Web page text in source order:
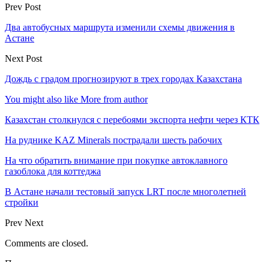
Prev Post
Два автобусных маршрута изменили схемы движения в
Астане
Next Post
Дождь с градом прогнозируют в трех городах Казахстана
You might also like More from author
Казахстан столкнулся с перебоями экспорта нефти через КТК
На руднике KAZ Minerals пострадали шесть рабочих
На что обратить внимание при покупке автоклавного
газоблока для коттеджа
В Астане начали тестовый запуск LRT после многолетней
стройки
Prev Next
Comments are closed.